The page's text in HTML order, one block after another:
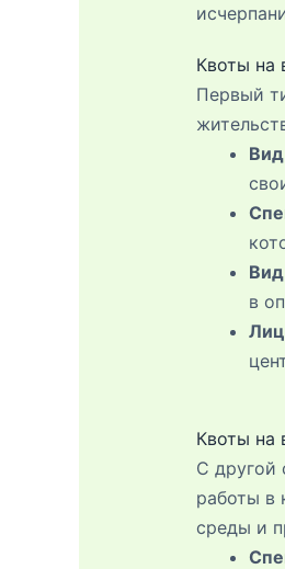
Квоты на
Первый
в
Квоты на
С другой
работы в
среды и